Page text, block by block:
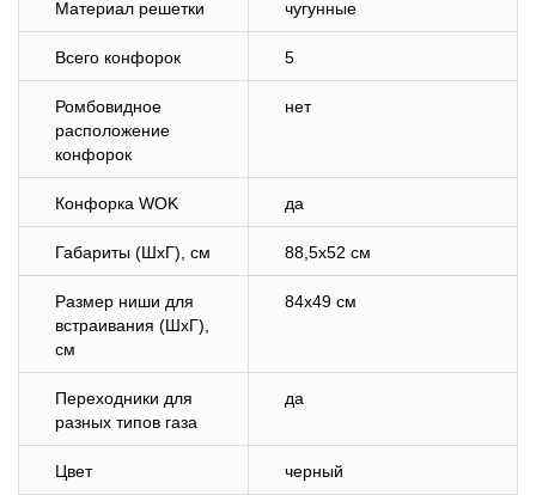
Материал решетки чугунные
Всего конфорок 5
Ромбовидное
расположение
конфорок
нет
Конфорка WOK да
Габариты (ШхГ), см 88,5х52 см
Размер ниши для
встраивания (ШхГ),
см
84х49 см
Переходники для
разных типов газа
да
Цвет черный